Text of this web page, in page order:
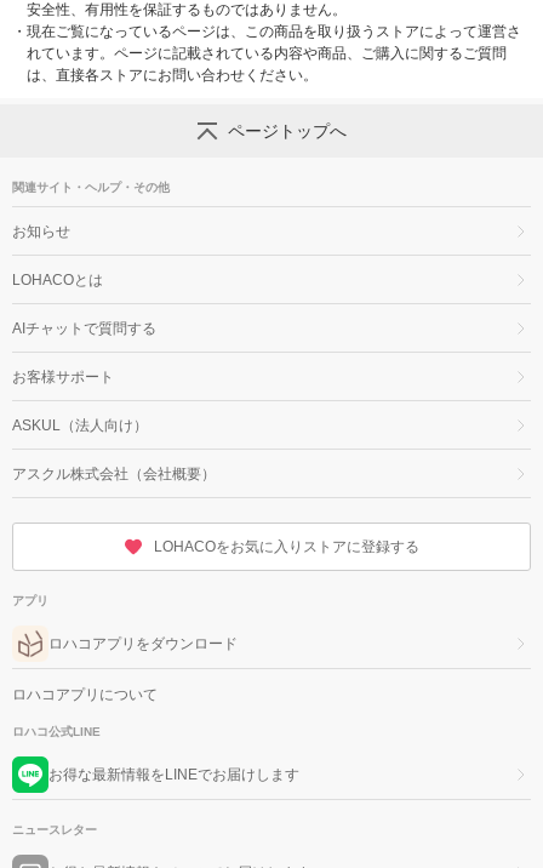
安全性、有用性を保証するものではありません。
・ 現在ご覧になっているページは、この商品を取り扱うストアによって運営さ
れています。ページに記載されている内容や商品、ご購入に関するご質問
は、直接各ストアにお問い合わせください。
ページトップへ
関連サイト・ヘルプ・その他
お知らせ
LOHACOとは
AIチャットで質問する
お客様サポート
ASKUL（法人向け）
アスクル株式会社（会社概要）
LOHACOをお気に入りストアに登録する
アプリ
ロハコアプリをダウンロード
ロハコアプリについて
ロハコ公式LINE
お得な最新情報をLINEでお届けします
ニュースレター